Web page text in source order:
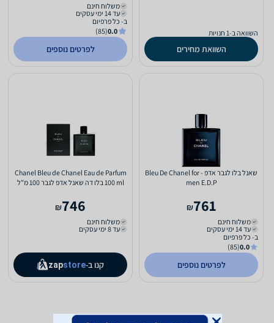
השוואה ב-1 חנויות
השוואת מחירים
משלוח חינם
עד 14 ימי עסקים
ב- כל פרפיום
0.0
(85)
לפרטים נוספים
שאנל בלו לגבר אדפ - Bleu De Chanel for
men E.D.P
761
₪
משלוח חינם
עד 14 ימי עסקים
ב- כל פרפיום
0.0
(85)
לפרטים נוספים
Chanel Bleu de Chanel Eau de Parfum
100 ml בלו דה שאנל אדפ לגבר 100 מ"ל
746
₪
משלוח חינם
עד 8 ימי עסקים
קנו ב- zapstore